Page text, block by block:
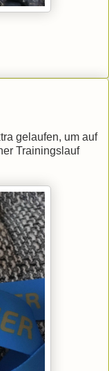
gelaufen, um auf
Trainingslauf